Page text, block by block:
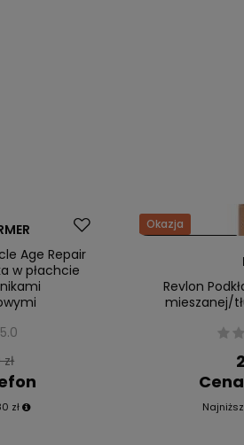
Age Repair
w płachcie
5.0
zł
zł
Okazja
Revlon
mieszanej/